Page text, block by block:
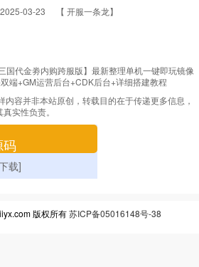
2025-03-23 【 开服一条龙】
国代金劵内购跨服版】最新整理单机一键即玩镜像
端+GM运营后台+CDK后台+详细搭建教程
内容并非本站原创，转载目的在于传递更多信息，
实性负责。
码
载]
版权所有苏ICP备05016148号-38